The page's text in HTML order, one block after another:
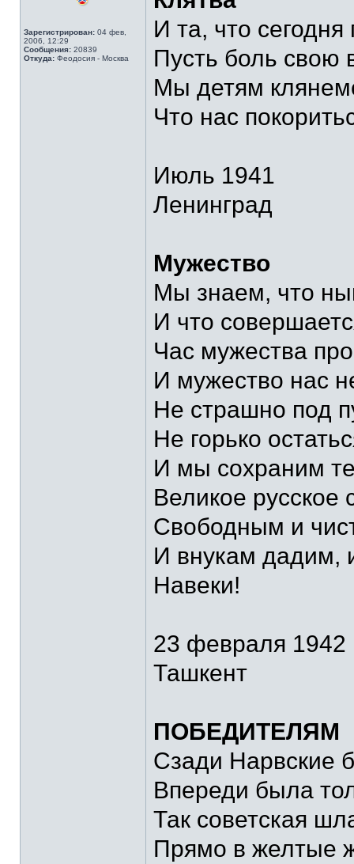
Зарегистрирован: 04 фев,
2006, 12:29
Сообщения: 20839
Откуда: Феодосия - Москва
И та, что
Пусть боль свою
Мы детям
Что нас
Июль 1941
Ленинград
Мужество
Мы знаем, что
И что
Час мужества
И мужество нас
Не страшно под
Не горько
И мы сохраним
Великое русское
Свободным и
И внукам дадим,
Навеки!
23 февраля 1942
Ташкент
ПОБЕДИТЕЛЯМ
Сзади Нарвские
Впереди была
Так советская
Прямо в желтые